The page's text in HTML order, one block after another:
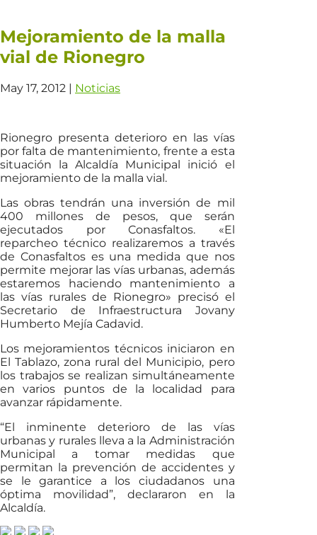
Mejoramiento de la malla
vial de Rionegro
May 17, 2012 | Noticias
Rionegro presenta deterioro en las vías
por falta de mantenimiento, frente a esta
situación la Alcaldía Municipal inició el
mejoramiento de la malla vial.
Las obras tendrán una inversión de mil
400 millones de pesos, que serán
ejecutados por Conasfaltos. «El
reparcheo técnico realizaremos a través
de Conasfaltos es una medida que nos
permite mejorar las vías urbanas, además
estaremos haciendo mantenimiento a
las vías rurales de Rionegro» precisó el
Secretario de Infraestructura Jovany
Humberto Mejía Cadavid.
Los mejoramientos técnicos iniciaron en
El Tablazo, zona rural del Municipio, pero
los trabajos se realizan simultáneamente
en varios puntos de la localidad para
avanzar rápidamente.
“El inminente deterioro de las vías
urbanas y rurales lleva a la Administración
Municipal a tomar medidas que
permitan la prevención de accidentes y
se le garantice a los ciudadanos una
óptima movilidad”, declararon en la
Alcaldía.